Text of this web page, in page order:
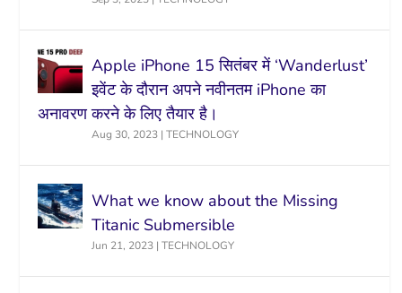
Apple iPhone 15 सितंबर में ‘Wanderlust’
इवेंट के दौरान अपने नवीनतम iPhone का
अनावरण करने के लिए तैयार है।
Aug 30, 2023 |TECHNOLOGY
What we know about the Missing
Titanic Submersible
Jun 21, 2023 |TECHNOLOGY